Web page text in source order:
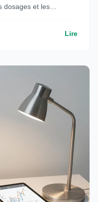
dosages et les
Lire